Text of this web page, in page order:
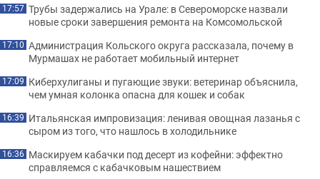
17:57 Трубы задержались на Урале: в Североморске назвали
новые сроки завершения ремонта на Комсомольской
17:10 Администрация Кольского округа рассказала, почему в
Мурмашах не работает мобильный интернет
17:09 Киберхулиганы и пугающие звуки: ветеринар объяснила,
чем умная колонка опасна для кошек и собак
16:39 Итальянская импровизация: ленивая овощная лазанья с
сыром из того, что нашлось в холодильнике
16:36 Маскируем кабачки под десерт из кофейни: эффектно
справляемся с кабачковым нашествием